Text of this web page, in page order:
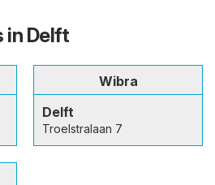
in Delft
Wibra
Delft
Troelstralaan 7